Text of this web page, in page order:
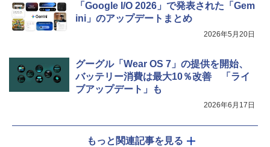
「Google I/O 2026」で発表された「Gem
ini」のアップデートまとめ
2026年5月20日
グーグル「Wear OS 7」の提供を開始、
バッテリー消費は最大10％改善 「ライ
ブアップデート」も
2026年6月17日
もっと関連記事を見る